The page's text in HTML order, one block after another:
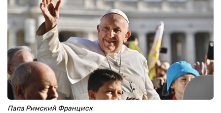
Папа Римский Франциск